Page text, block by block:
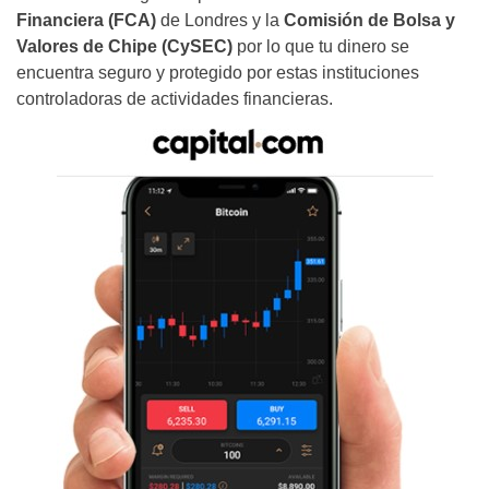
Financiera (FCA) de Londres y la Comisión de Bolsa y
Valores de Chipe (CySEC) por lo que tu dinero se
encuentra seguro y protegido por estas instituciones
controladoras de actividades financieras.